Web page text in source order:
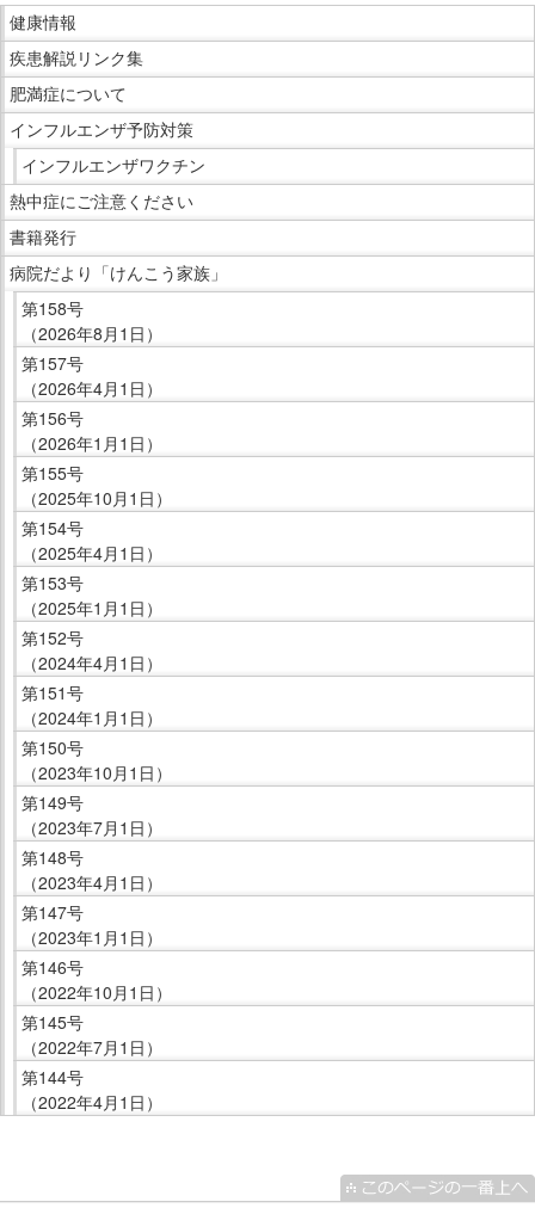
で
本
文
で
す。
こ
か
ら
サ
イ
メ
ニ
ュ
ー
す。
健康情報
疾患解説リンク集
肥満症について
インフルエンザ予防対策
インフルエンザワクチン
熱中症にご注意ください
書籍発行
病院だより「けんこう家族」
第158号
（2026年8月1日）
第157号
（2026年4月1日）
第156号
（2026年1月1日）
第155号
（2025年10月1日）
第154号
（2025年4月1日）
第153号
（2025年1月1日）
第152号
（2024年4月1日）
第151号
（2024年1月1日）
第150号
（2023年10月1日）
第149号
（2023年7月1日）
第148号
（2023年4月1日）
第147号
（2023年1月1日）
第146号
（2022年10月1日）
第145号
（2022年7月1日）
第144号
（2022年4月1日）